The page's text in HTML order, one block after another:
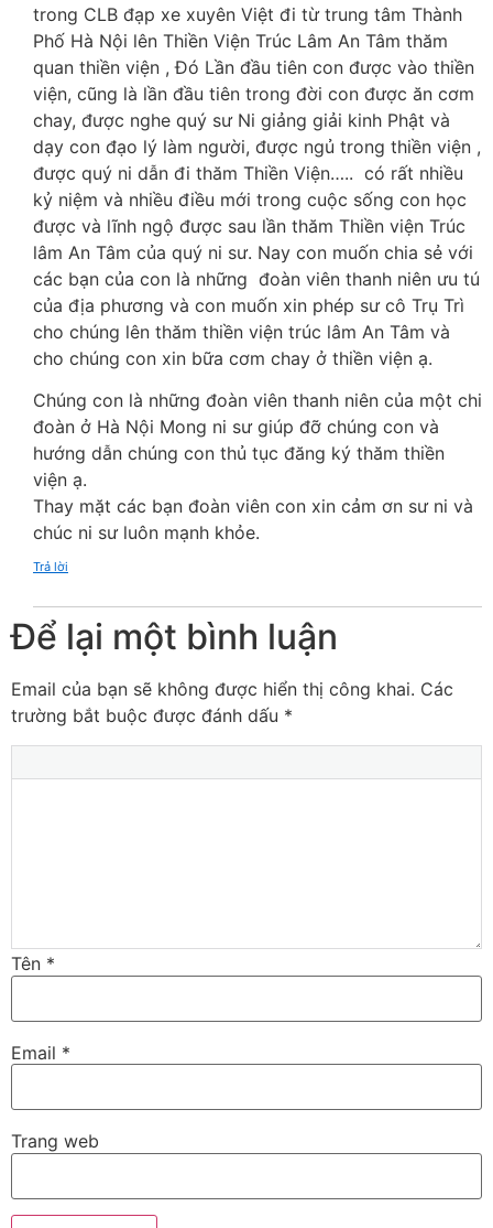
trong CLB đạp xe xuyên Việt đi từ trung tâm Thành
Phố Hà Nội lên Thiền Viện Trúc Lâm An Tâm thăm
quan thiền viện , Đó Lần đầu tiên con được vào thiền
viện, cũng là lần đầu tiên trong đời con được ăn cơm
chay, được nghe quý sư Ni giảng giải kinh Phật và
dạy con đạo lý làm người, được ngủ trong thiền viện ,
được quý ni dẫn đi thăm Thiền Viện….. có rất nhiều
kỷ niệm và nhiều điều mới trong cuộc sống con học
được và lĩnh ngộ được sau lần thăm Thiền viện Trúc
lâm An Tâm của quý ni sư. Nay con muốn chia sẻ với
các bạn của con là những đoàn viên thanh niên ưu tú
của địa phương và con muốn xin phép sư cô Trụ Trì
cho chúng lên thăm thiền viện trúc lâm An Tâm và
cho chúng con xin bữa cơm chay ở thiền viện ạ.
Chúng con là những đoàn viên thanh niên của một chi
đoàn ở Hà Nội Mong ni sư giúp đỡ chúng con và
hướng dẫn chúng con thủ tục đăng ký thăm thiền
viện ạ.
Thay mặt các bạn đoàn viên con xin cảm ơn sư ni và
chúc ni sư luôn mạnh khỏe.
Trả lời
Để lại một bình luận
Email của bạn sẽ không được hiển thị công khai. Các
trường bắt buộc được đánh dấu *
Tên *
Email *
Trang web